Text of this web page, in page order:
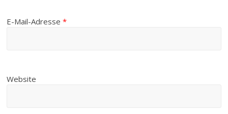
E-Mail-Adresse*
Website